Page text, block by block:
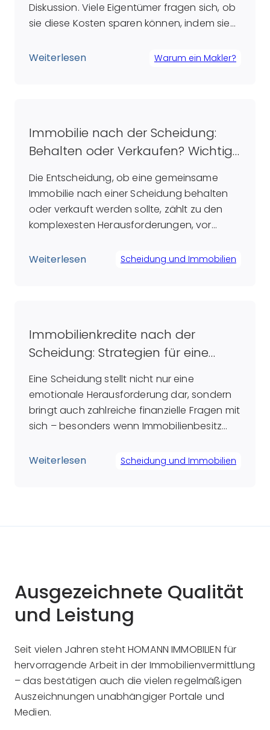
Diskussion. Viele Eigentümer fragen sich, ob
sie diese Kosten sparen können, indem sie
Doch was zunächst wie eine Ersparnis
Weiterlesen Warum ein Makler?
Immobilie nach der Scheidung:
Behalten oder Verkaufen? Wichtige
Die Entscheidung, ob eine gemeinsame
Immobilie nach einer Scheidung behalten
oder verkauft werden sollte, zählt zu den
komplexesten Herausforderungen, vor
einige Paare anstreben, ihr Zuhause zu
Verbindungen endgültig […]
Weiterlesen Scheidung und Immobilien
Immobilienkredite nach der
Scheidung: Strategien für eine
Eine Scheidung stellt nicht nur eine
emotionale Herausforderung dar, sondern
bringt auch zahlreiche finanzielle Fragen mit
sich – besonders wenn Immobilienbesitz
betroffen sind. Immobilienkredite sind in der
Weiterlesen Scheidung und Immobilien
Ausgezeichnete Qualität
und Leistung
Seit vielen Jahren steht HOMANN IMMOBILIEN für
hervorragende Arbeit in der Immobilienvermittlung
– das bestätigen auch die vielen regelmäßigen
Auszeichnungen unabhängiger Portale und
Medien.